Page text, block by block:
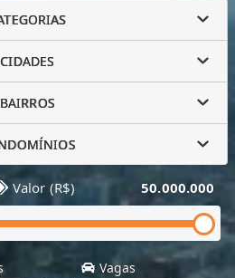
CIDADES
BAIRROS
Valor (R$) 50.000.000
Vagas